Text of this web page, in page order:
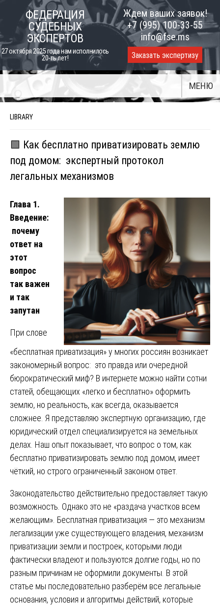
content
ФЕДЕРАЦИЯ
СУДЕБНЫХ
ЭКСПЕРТОВ
27 октября 2025 года нам исполнилось
20-ть лет!
Ждем ваших заявок!
+7 (995) 100-33-55
info@fse.ms
Заказать экспертизу
МЕНЮ
LIBRARY
🟩 Как бесплатно приватизировать землю
под домом: экспертный протокол
легальных механизмов
Глава 1.
Введение:
почему
ответ на
этот
вопрос
так важен
и так
запутан
При слове
«бесплатная приватизация» у многих россиян возникает
закономерный вопрос: это правда или очередной
бюрократический миф? В интернете можно найти сотни
статей, обещающих «легко и бесплатно» оформить
землю, но реальность, как всегда, оказывается
сложнее. Я представляю экспертную организацию, где
юридический отдел специализируется на земельных
делах. Наш опыт показывает, что вопрос о том, как
бесплатно приватизировать землю под домом, имеет
чёткий, но строго ограниченный законом ответ.
Законодательство действительно предоставляет такую
возможность. Однако это не «раздача участков всем
желающим». Бесплатная приватизация — это механизм
легализации уже существующего владения, механизм
приватизации земли и построек, которыми люди
фактически владеют и пользуются долгие годы, но по
разным причинам не оформили документы. В этой
статье мы последовательно разберём все легальные
основания, условия и алгоритмы действий, которые